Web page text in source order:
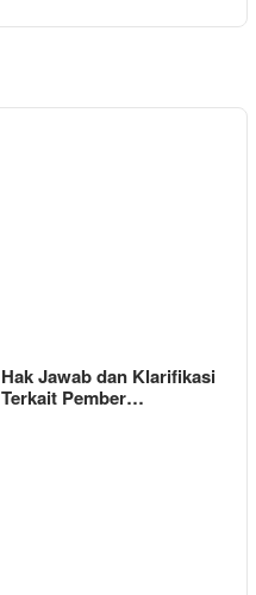
Hak Jawab dan Klarifikasi
Terkait Pember…